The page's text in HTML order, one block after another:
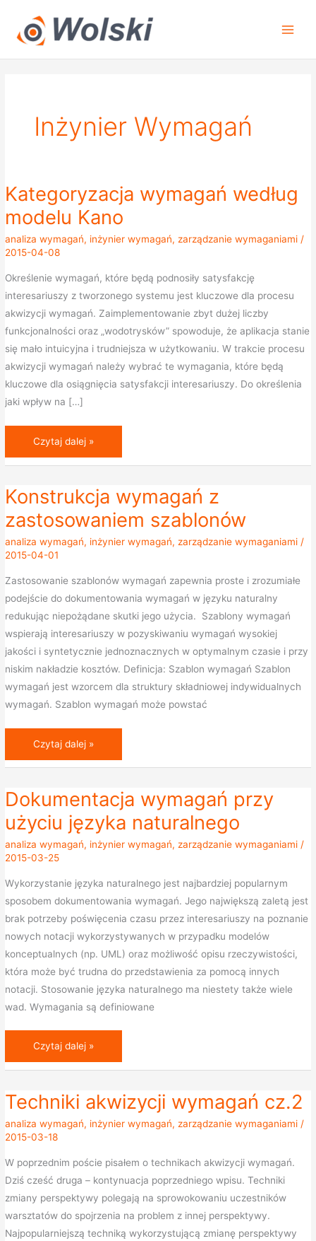
treści
Inżynier Wymagań
Kategoryzacja wymagań według
modelu Kano
analiza wymagań, inżynier wymagań,zarządzanie wymaganiami /
2015-04-08
Określenie wymagań, które będą podnosiły satysfakcję
interesariuszy z tworzonego systemu jest kluczowe dla procesu
akwizycji wymagań. Zaimplementowanie zbyt dużej liczby
funkcjonalności oraz „wodotrysków” spowoduje, że aplikacja stanie
się mało intuicyjna i trudniejsza w użytkowaniu. W trakcie procesu
akwizycji wymagań należy wybrać te wymagania, które będą
kluczowe dla osiągnięcia satysfakcji interesariuszy. Do określenia
jaki wpływ na […]
Kategoryzacja
wymagań
według
modelu
Czytaj dalej »
Konstrukcja wymagań z
zastosowaniem szablonów
analiza wymagań, inżynier wymagań,zarządzanie wymaganiami /
2015-04-01
Zastosowanie szablonów wymagań zapewnia proste i zrozumiałe
podejście do dokumentowania wymagań w języku naturalny
redukując niepożądane skutki jego użycia. Szablony wymagań
wspierają interesariuszy w pozyskiwaniu wymagań wysokiej
jakości i syntetycznie jednoznacznych w optymalnym czasie i przy
niskim nakładzie kosztów. Definicja: Szablon wymagań Szablon
wymagań jest wzorcem dla struktury składniowej indywidualnych
wymagań. Szablon wymagań może powstać
Konstrukcja
z
zastosowaniem
Czytaj dalej »
Dokumentacja wymagań przy
użyciu języka naturalnego
analiza wymagań, inżynier wymagań,zarządzanie wymaganiami /
2015-03-25
Wykorzystanie języka naturalnego jest najbardziej popularnym
sposobem dokumentowania wymagań. Jego największą zaletą jest
brak potrzeby poświęcenia czasu przez interesariuszy na poznanie
nowych notacji wykorzystywanych w przypadku modelów
konceptualnych (np. UML) oraz możliwość opisu rzeczywistości,
która może być trudna do przedstawienia za pomocą innych
notacji. Stosowanie języka naturalnego ma niestety także wiele
wad. Wymagania są definiowane
Dokumentacja
wymagań
przy
użyciu
naturalnego
Czytaj dalej »
Techniki akwizycji wymagań cz.2
analiza wymagań, inżynier wymagań,zarządzanie wymaganiami /
2015-03-18
W poprzednim poście pisałem o technikach akwizycji wymagań.
Dziś cześć druga – kontynuacja poprzedniego wpisu. Techniki
zmiany perspektywy polegają na sprowokowaniu uczestników
warsztatów do spojrzenia na problem z innej perspektywy.
Najpopularniejszą techniką wykorzystującą zmianę perspektywy
Techniki
wymagań